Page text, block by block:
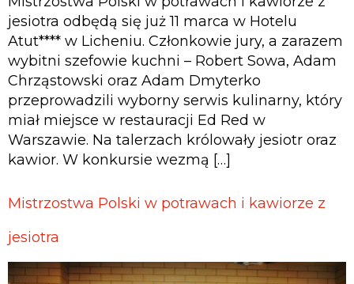
jesiotra odbędą się już 11 marca w Hotelu
Atut**** w Licheniu. Członkowie jury, a zarazem
wybitni szefowie kuchni – Robert Sowa, Adam
Chrząstowski oraz Adam Dmyterko
przeprowadzili wyborny serwis kulinarny, który
miał miejsce w restauracji Ed Red w
Warszawie. Na talerzach królowały jesiotr oraz
kawior. W konkursie wezmą […]
Mistrzostwa Polski w potrawach i kawiorze z
jesiotra